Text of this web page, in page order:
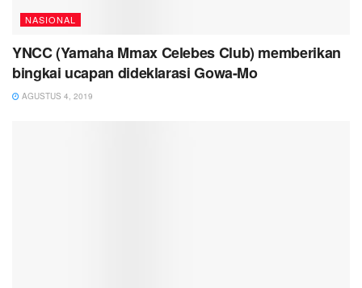
NASIONAL
YNCC (Yamaha Mmax Celebes Club) memberikan
bingkai ucapan dideklarasi Gowa-Mo
AGUSTUS 4, 2019